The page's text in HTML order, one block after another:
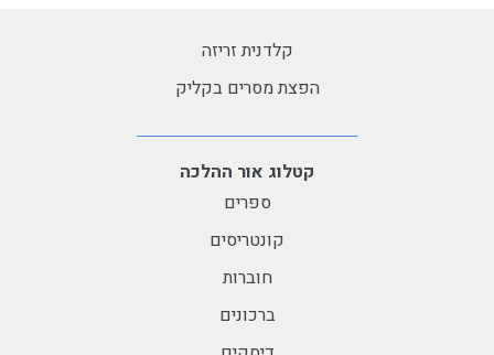
קלדנית זריזה
הפצת מסרים בקליק
קטלוג אור ההלכה
ספרים
קונטריסים
חוברות
ברכונים